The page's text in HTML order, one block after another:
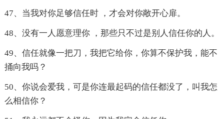
47、当我对你足够信任时 ，才会对你敞开心扉。
48、没有一人愿意理你 ，那些只不过是别人信任你的人。
49、信任就像一把刀，我把它给你，你算不保护我，能不
捅向我吗？
50、你说会爱我，可是你连最起码的信任都没了，叫我怎
么相信你？